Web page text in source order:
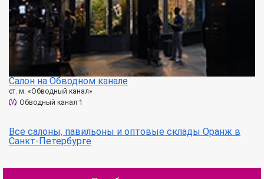
Салон на Обводном канале
ст. м. «Обводный канал»
Обводный канал 1
Все салоны, павильоны и оптовые склады Оранж в
Санкт-Петербурге